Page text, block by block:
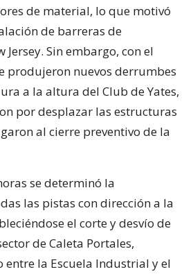
de material, lo que motivó
de barreras de
Sin embargo, con el
produjeron nuevos derrumbes
a la altura del Club de Yates,
por desplazar las estructuras
al cierre preventivo de la
se determinó la
las pistas con dirección a la
el corte y desvío de
de Caleta Portales,
la Escuela Industrial y el